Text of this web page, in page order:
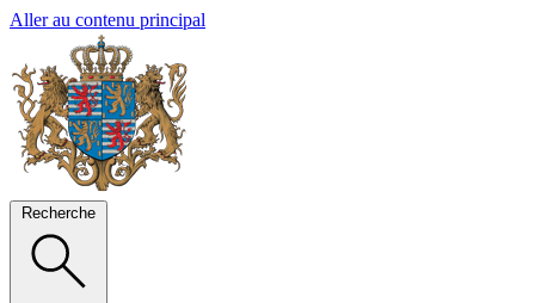
Aller au contenu principal
Recherche